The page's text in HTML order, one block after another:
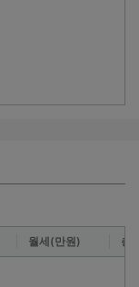
월세(만원) 층